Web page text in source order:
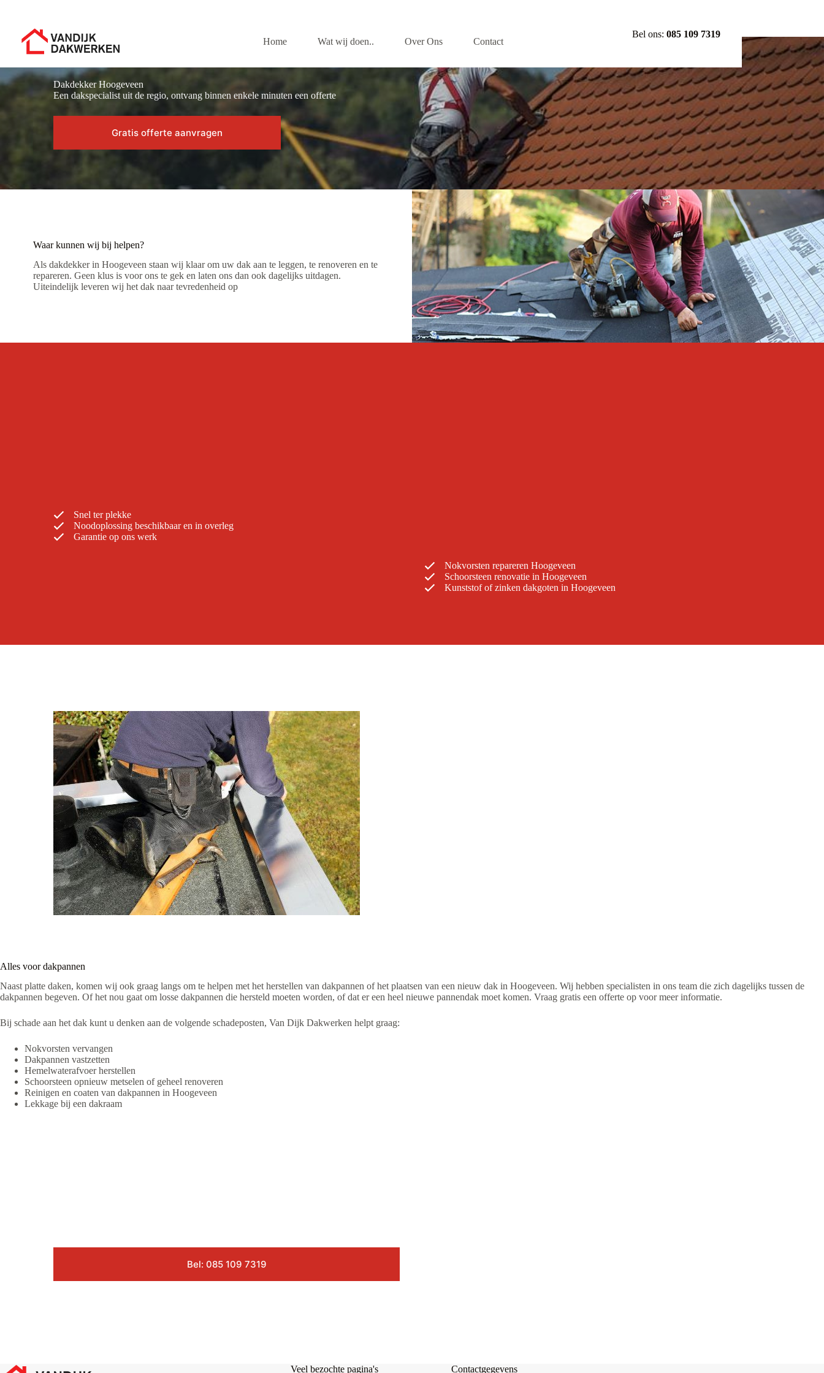
inhoud
Home Wat wij doen.. Over Ons Contact
Bel ons: 085 109 7319
Dakdekker Hoogeveen
Een dakspecialist uit de regio, ontvang binnen enkele minuten een offerte
Gratis offerte aanvragen
Waar kunnen wij bij helpen?
Als dakdekker in Hoogeveen staan wij klaar om uw dak aan te leggen, te renoveren en te
repareren. Geen klus is voor ons te gek en laten ons dan ook dagelijks uitdagen.
Uiteindelijk leveren wij het dak naar tevredenheid op
Snel ter plekke
Noodoplossing beschikbaar en in overleg
Garantie op ons werk
Nokvorsten repareren Hoogeveen
Schoorsteen renovatie in Hoogeveen
Kunststof of zinken dakgoten in Hoogeveen
Alles voor dakpannen
Naast platte daken, komen wij ook graag langs om te helpen met het herstellen van dakpannen of het plaatsen van een nieuw dak in Hoogeveen. Wij hebben specialisten in ons team die zich dagelijks tussen de
dakpannen begeven. Of het nou gaat om losse dakpannen die hersteld moeten worden, of dat er een heel nieuwe pannendak moet komen. Vraag gratis een offerte op voor meer informatie.
Bij schade aan het dak kunt u denken aan de volgende schadeposten, Van Dijk Dakwerken helpt graag:
Nokvorsten vervangen
Dakpannen vastzetten
Hemelwaterafvoer herstellen
Schoorsteen opnieuw metselen of geheel renoveren
Reinigen en coaten van dakpannen in Hoogeveen
Lekkage bij een dakraam
Bel: 085 109 7319
Veel bezochte pagina's Contactgegevens